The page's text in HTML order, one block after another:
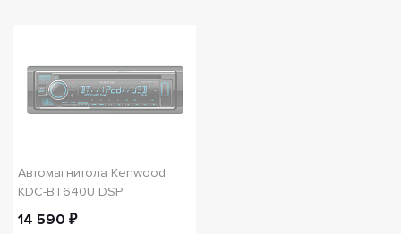
Автомагнитола Kenwood
KDC-BT640U DSP
14 590 ₽